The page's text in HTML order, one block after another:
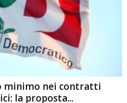
minimo nei contratti
la proposta...